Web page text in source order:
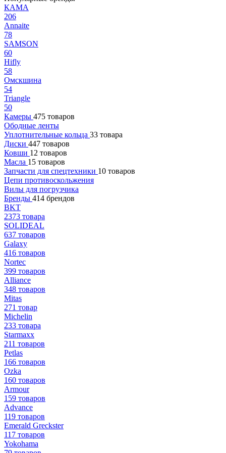
КАМА
206
Annaite
78
SAMSON
60
Hifly
58
Омскшина
54
Triangle
50
Камеры 475 товаров
Ободные ленты
Уплотнительные кольца 33 товара
Диски 447 товаров
Ковши 12 товаров
Масла 15 товаров
Запчасти для спецтехники 10 товаров
Цепи противоскольжения
Вилы для погрузчика
Бренды 414 брендов
BKT
2373 товара
SOLIDEAL
637 товаров
Galaxy
416 товаров
Nortec
399 товаров
Alliance
348 товаров
Mitas
271 товар
Michelin
233 товара
Starmaxx
211 товаров
Petlas
166 товаров
Ozka
160 товаров
Armour
159 товаров
Advance
119 товаров
Emerald Greckster
117 товаров
Yokohama